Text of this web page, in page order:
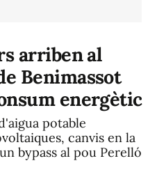
arriben al
Benimassot
energètic
potable
canvis en la
bypass al pou Perelló